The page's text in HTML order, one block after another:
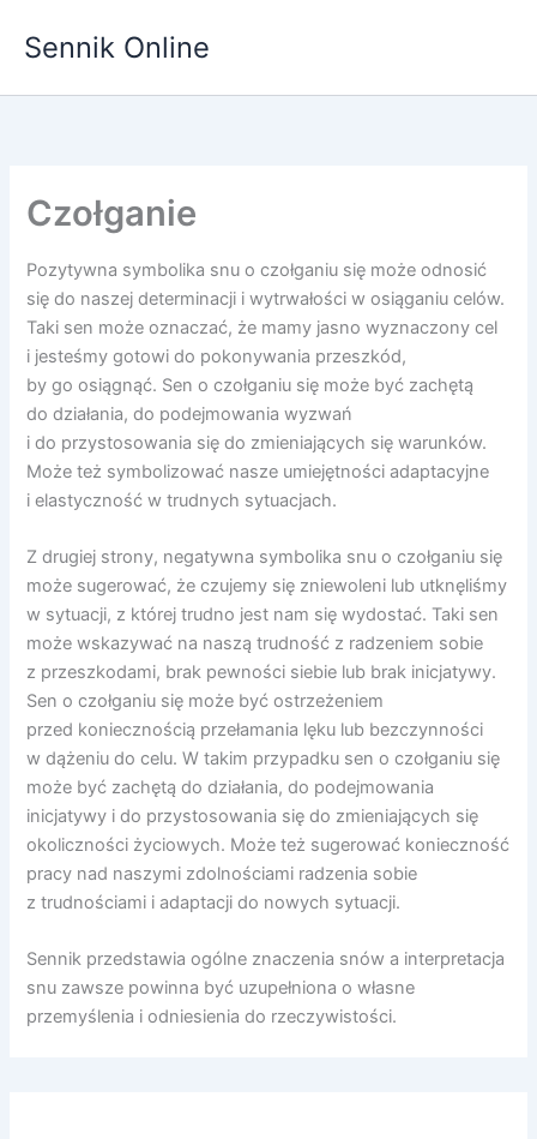
Sennik Online
Czołganie
Pozytywna symbolika snu o czołganiu się może odnosić
się do naszej determinacji i wytrwałości w osiąganiu celów.
Taki sen może oznaczać, że mamy jasno wyznaczony cel
i jesteśmy gotowi do pokonywania przeszkód,
by go osiągnąć. Sen o czołganiu się może być zachętą
do działania, do podejmowania wyzwań
i do przystosowania się do zmieniających się warunków.
Może też symbolizować nasze umiejętności adaptacyjne
i elastyczność w trudnych sytuacjach.
Z drugiej strony, negatywna symbolika snu o czołganiu się
może sugerować, że czujemy się zniewoleni lub utknęliśmy
w sytuacji, z której trudno jest nam się wydostać. Taki sen
może wskazywać na naszą trudność z radzeniem sobie
z przeszkodami, brak pewności siebie lub brak inicjatywy.
Sen o czołganiu się może być ostrzeżeniem
przed koniecznością przełamania lęku lub bezczynności
w dążeniu do celu. W takim przypadku sen o czołganiu się
może być zachętą do działania, do podejmowania
inicjatywy i do przystosowania się do zmieniających się
okoliczności życiowych. Może też sugerować konieczność
pracy nad naszymi zdolnościami radzenia sobie
z trudnościami i adaptacji do nowych sytuacji.
Sennik przedstawia ogólne znaczenia snów a interpretacja
snu zawsze powinna być uzupełniona o własne
przemyślenia i odniesienia do rzeczywistości.